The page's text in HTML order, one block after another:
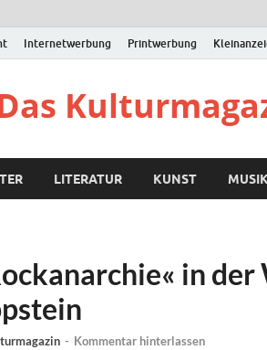
Internetwerbung Printwerbung
LITERATUR KUNST MUSIK
in
- Kommentar hinterlassen